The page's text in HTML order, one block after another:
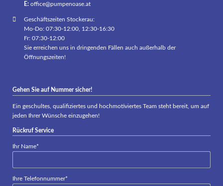
E: office@pumpenoase.at
Geschäftszeiten Stockerau:
Mo-Do: 07:30-12:00, 12:30-16:30
Fr: 07:30-12:00
Sie erreichen uns in dringenden Fällen auch außerhalb der
Öffnungszeiten!
Gehen Sie auf Nummer sicher!
Ein geschultes, qualifiziertes und hochmotiviertes Team steht bereit, um auf
jeden Ihrer Wünsche einzugehen!
Rückruf Service
Pflichtfeld
Ihr Name*
Pflichtfeld
Ihre Telefonnummer*